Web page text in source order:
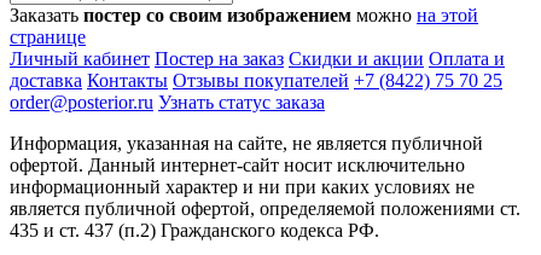
Заказать постер со своим изображением можно на этой
странице
Личный кабинет Постер на заказ Скидки и акции Оплата и
доставка Контакты Отзывы покупателей +7 (8422) 75 70 25
order@posterior.ru Узнать статус заказа
Информация, указанная на сайте, не является публичной
офертой. Данный интернет-сайт носит исключительно
информационный характер и ни при каких условиях не
является публичной офертой, определяемой положениями ст.
435 и ст. 437 (п.2) Гражданского кодекса РФ.